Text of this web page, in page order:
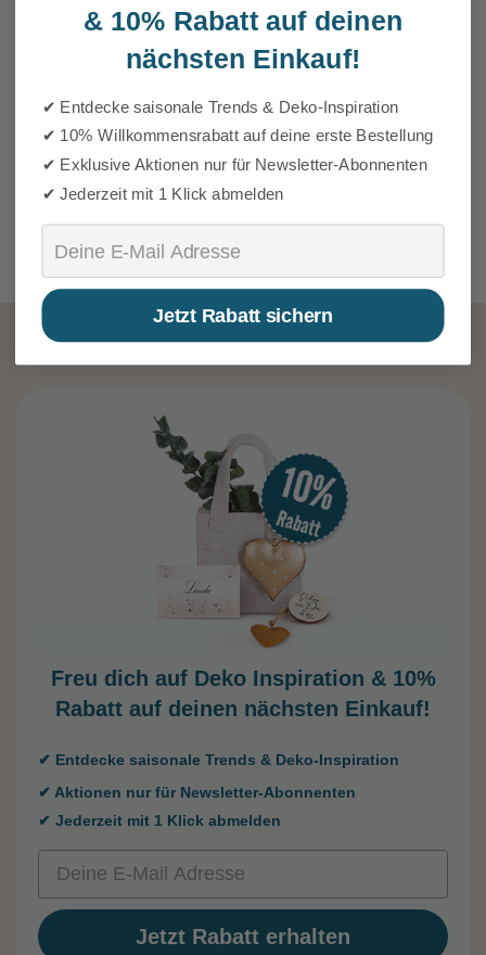
Freu dich auf Deko Inspiration & 10%
Rabatt auf deinen nächsten Einkauf!
✔ Entdecke saisonale Trends & Deko-Inspiration
✔ Aktionen nur für Newsletter-Abonnenten
✔ Jederzeit mit 1 Klick abmelden
Email
Jetzt Rabatt erhalten
& 10% Rabatt auf deinen
nächsten Einkauf!
✔ Entdecke saisonale Trends & Deko-Inspiration
✔ 10% Willkommensrabatt auf deine erste Bestellung
✔ Exklusive Aktionen nur für Newsletter-Abonnenten
✔ Jederzeit mit 1 Klick abmelden
Jetzt Rabatt sichern